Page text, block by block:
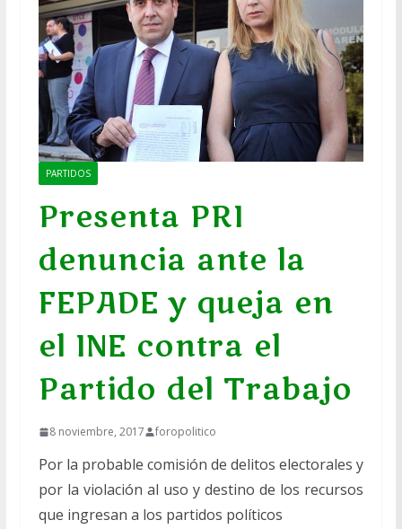
PARTIDOS
Presenta PRI
denuncia ante la
FEPADE y queja en
el INE contra el
Partido del Trabajo
8 noviembre, 2017 foropolitico
Por la probable comisión de delitos electorales y
por la violación al uso y destino de los recursos
que ingresan a los partidos políticos